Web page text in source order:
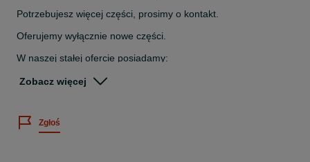
Potrzebujesz więcej części, prosimy o kontakt.
Oferujemy wyłącznie nowe części.
W naszej stałej ofercie posiadamy:
- błotniki przód
- nadkola/ reperaturki wewnętrzne błotników tylnych
- reperaturki/ korytka drzwi przód i tył
Zobacz więcej
Zgłoś